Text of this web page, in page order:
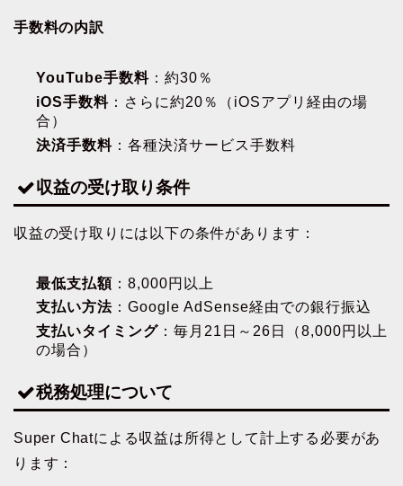
手数料の内訳
YouTube手数料 ：約30％
iOS手数料 ：さらに約20％（iOSアプリ経由の場
合）
決済手数料 ：各種決済サービス手数料
収益の受け取り条件
収益の受け取りには以下の条件があります：
最低支払額 ：8,000円以上
支払い方法 ：Google AdSense経由での銀行振込
支払いタイミング ：毎月21日～26日（8,000円以上
の場合）
税務処理について
Super Chatによる収益は所得として計上する必要があ
ります：